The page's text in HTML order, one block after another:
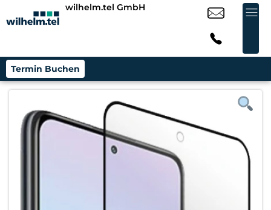
wilhelm.tel GmbH
Termin Buchen